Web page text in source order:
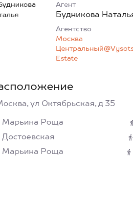
Агент
Будникова
Агентcтво
Москва
Estate
ул Октябрьская, д 35
Марьина Роща
Достоевская
Марьина Роща